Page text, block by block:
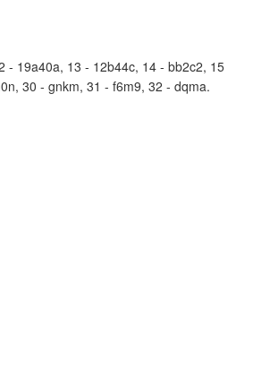
- 19a40a, 13 - 12b44c, 14 - bb2c2, 15
30 - gnkm, 31 - f6m9, 32 - dqma.